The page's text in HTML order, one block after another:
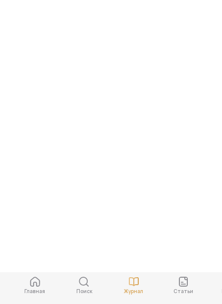
Главная Поиск Журнал Cтатьи